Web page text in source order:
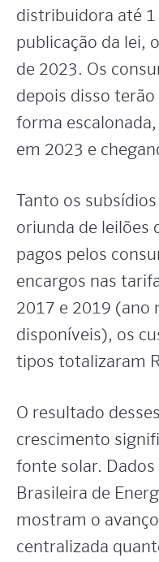
distribuidora até 1
publicação da lei,
de 2023. Os
depois disso
forma
em 2023 e
Tanto os
oriunda de leilões
pagos pelos
encargos nas
2017 e 2019 (ano
disponíveis), os
tipos totalizaram
O resultado
crescimento
fonte solar.
Brasileira de
mostram o
centralizada